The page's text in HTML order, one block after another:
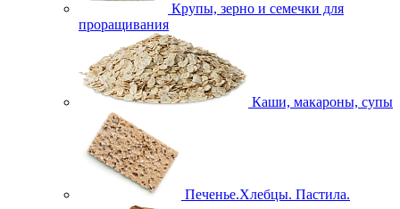
Крупы, зерно и семечки для
проращивания
Каши, макароны, супы
Печенье.Хлебцы. Пастила.